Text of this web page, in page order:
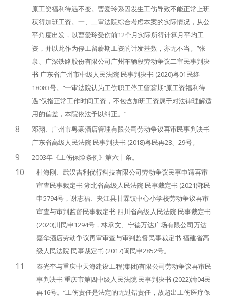
原工资福利待遇不变。曹爱玲系因发生工伤导致不能正常上班
获得加班工资。一、二审法院综合考虑本案的实际情况，从公
平角度出发，以曹爱玲受伤前12个月实际所得计算月平均工
资，并以此作为停工留薪期工资的计发基数，亦无不当。”张
泉、广深铁路股份有限公司广州车辆段劳动争议二审民事判决
书 广东省广州市中级人民法院 民事判决书 (2020)粤01民终
18083号。“一审法院认为工伤职工停工留薪期“原工资福利待
遇”仅指正常工作时间工资，不包含加班工资属于对法律理解适
用的偏差，本院依法予以纠正。”
8
邓翔、广州市粤豪酒店管理有限公司劳动争议再审民事判决书
广东省高级人民法院 民事判决书 (2018)粤民再28、29号。
9 2003年《工伤保险条例》第六十条。
10
杜海刚、武汉吉利优行科技有限公司劳动争议民事申请再审
审查民事裁定书 湖北省高级人民法院 民事裁定书 (2021)鄂民
申5794号，谢志福、夹江县甘霖镇中心小学校劳动争议再审
审查与审判监督民事裁定书 四川省高级人民法院 民事裁定书
(2020)川民申1294号，林承文、宁德万达广场有限公司万达
嘉华酒店劳动争议再审审查与审判监督民事裁定书 福建省高
级人民法院 民事裁定书 (2017)闽民申2852号。
11
秦光奎与重庆中天海建设工程(集团)有限公司劳动争议再审民
事判决书 重庆市第四中级人民法院 民事判决书 (2022)渝04民
再16号。“工伤责任是法定的无过错责任，故超出工伤医疗保